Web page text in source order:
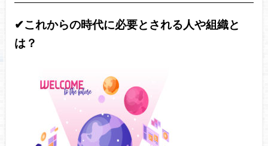
✔これからの時代に必要とされる人や組織と
は？